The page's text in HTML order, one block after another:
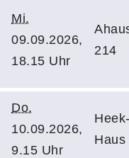
Mi.
09.09.2026,
18.15 Uhr
214
Do.
10.09.2026,
9.15 Uhr